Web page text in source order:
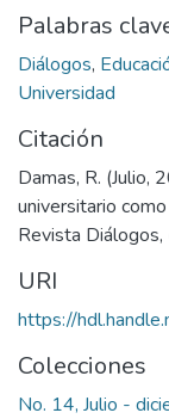
Palabras
Diálogos,
Universidad
Citación
Damas, R. (Julio,
universitario
Revista
URI
https://
Colecciones
No. 14, Julio -